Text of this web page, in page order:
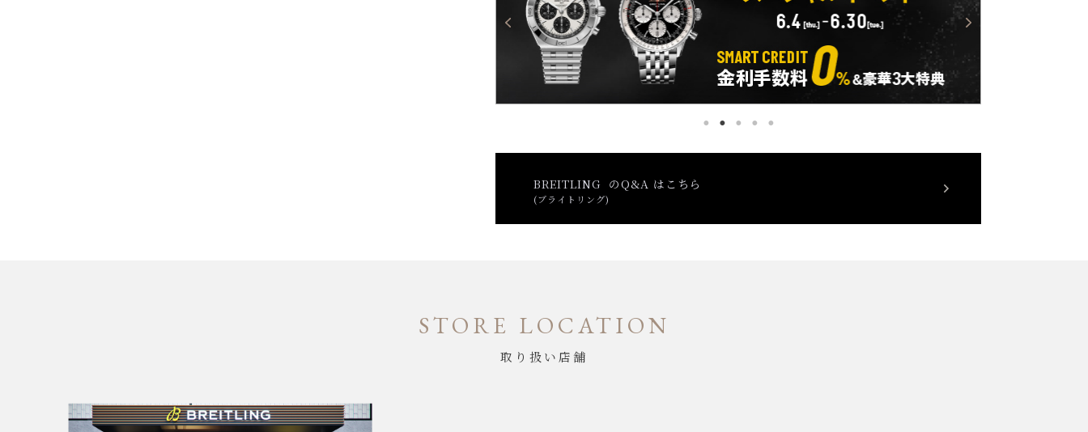
BREITLING のQ&A はこちら
(ブライトリング)
STORE LOCATION
取り扱い店舗